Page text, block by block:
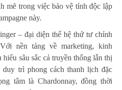
mẽ trong việc bảo vệ tính độc lập
này.
– đại diện thế hệ thứ tư chính
nền tảng về marketing, kinh
sâu sắc cả truyền thống lẫn thị
trì phong cách thanh lịch đặc
tâm là Chardonnay, đồng thời